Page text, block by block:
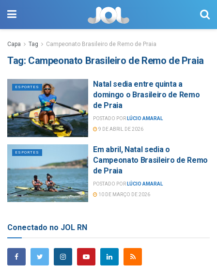
Capa Tag Campeonato Brasileiro de Remo de Praia
Tag: Campeonato Brasileiro de Remo de Praia
ESPORTES
Natal sedia entre quinta a
domingo o Brasileiro de Remo
de Praia
POSTADO POR LÚCIO AMARAL
9 DE ABRIL DE 2026
ESPORTES
Em abril, Natal sedia o
Campeonato Brasileiro de Remo
de Praia
POSTADO POR LÚCIO AMARAL
10 DE MARÇO DE 2026
Conectado no JOL RN